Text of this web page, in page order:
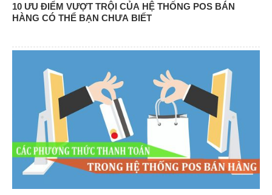
10 ƯU ĐIỂM VƯỢT TRỘI CỦA HỆ THỐNG POS BÁN
HÀNG CÓ THỂ BẠN CHƯA BIẾT